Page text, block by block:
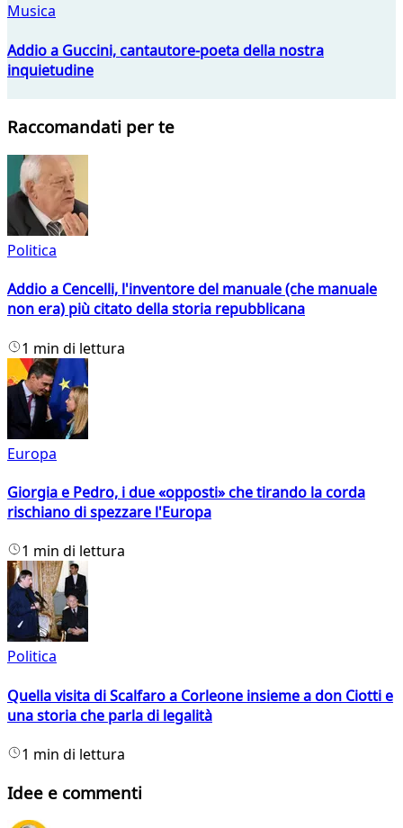
Musica
Addio a Guccini, cantautore-poeta della nostra
inquietudine
Raccomandati per te
Politica
Addio a Cencelli, l'inventore del manuale (che manuale
non era) più citato della storia repubblicana
1 min di lettura
Europa
Giorgia e Pedro, i due «opposti» che tirando la corda
rischiano di spezzare l'Europa
1 min di lettura
Politica
Quella visita di Scalfaro a Corleone insieme a don Ciotti e
una storia che parla di legalità
1 min di lettura
Idee e commenti